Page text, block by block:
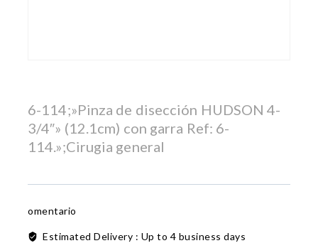
6-114;»Pinza de disección HUDSON 4-
3/4″» (12.1cm) con garra Ref: 6-
114.»;Cirugia general
omentario
Estimated Delivery : Up to 4 business days